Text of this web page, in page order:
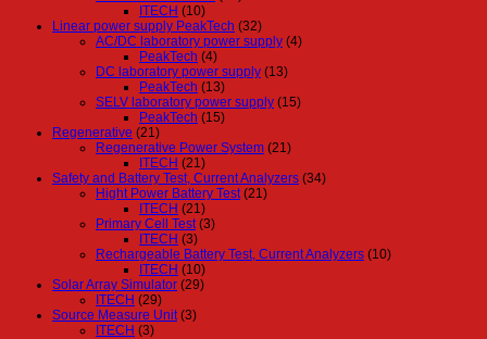
ITECH (10)
Linear power supply PeakTech (32)
AC/DC laboratory power supply (4)
PeakTech (4)
DC laboratory power supply (13)
PeakTech (13)
SELV laboratory power supply (15)
PeakTech (15)
Regenerative (21)
Regenerative Power System (21)
ITECH (21)
Safety and Battery Test, Current Analyzers (34)
Hight Power Battery Test (21)
ITECH (21)
Primary Cell Test (3)
ITECH (3)
Rechargeable Battery Test, Current Analyzers (10)
ITECH (10)
Solar Array Simulator (29)
ITECH (29)
Source Measure Unit (3)
ITECH (3)